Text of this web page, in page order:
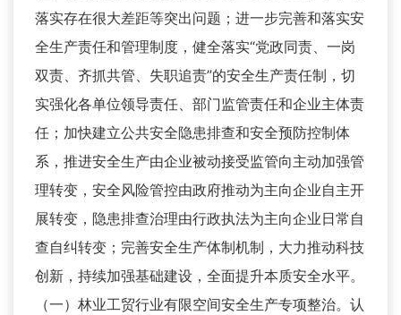
落实存在很大差距等突出问题；进一步完善和落实安
全生产责任和管理制度，健全落实“党政同责、一岗
双责、齐抓共管、失职追责”的安全生产责任制，切
实强化各单位领导责任、部门监管责任和企业主体责
任；加快建立公共安全隐患排查和安全预防控制体
系，推进安全生产由企业被动接受监管向主动加强管
理转变，安全风险管控由政府推动为主向企业自主开
展转变，隐患排查治理由行政执法为主向企业日常自
查自纠转变；完善安全生产体制机制，大力推动科技
创新，持续加强基础建设，全面提升本质安全水平。
（一）林业工贸行业有限空间安全生产专项整治。认